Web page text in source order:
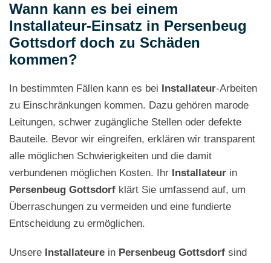
Wann kann es bei einem
Installateur-Einsatz in Persenbeug
Gottsdorf doch zu Schäden
kommen?
In bestimmten Fällen kann es bei Installateur-Arbeiten
zu Einschränkungen kommen. Dazu gehören marode
Leitungen, schwer zugängliche Stellen oder defekte
Bauteile. Bevor wir eingreifen, erklären wir transparent
alle möglichen Schwierigkeiten und die damit
verbundenen möglichen Kosten. Ihr Installateur in
Persenbeug Gottsdorf klärt Sie umfassend auf, um
Überraschungen zu vermeiden und eine fundierte
Entscheidung zu ermöglichen.
Unsere Installateure in Persenbeug Gottsdorf sind